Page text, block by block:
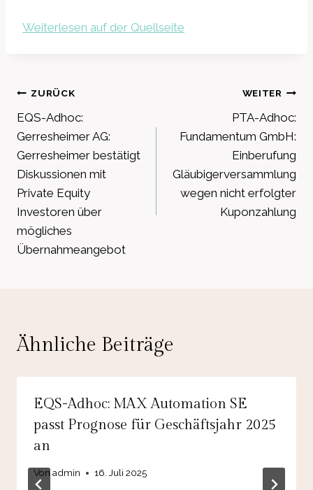
Weiterlesen auf der Quellseite
Beitragsnavigation
ZURÜCK
EQS-Adhoc:
Gerresheimer AG:
Gerresheimer bestätigt
Diskussionen mit
Private Equity
Investoren über
mögliches
Übernahmeangebot
WEITER
PTA-Adhoc:
Fundamentum GmbH:
Einberufung
Gläubigerversammlung
wegen nicht erfolgter
Kuponzahlung
Ähnliche Beiträge
EQS-Adhoc: MAX Automation SE
passt Prognose für Geschäftsjahr 2025
an
Vonadmin 16. Juli 2025